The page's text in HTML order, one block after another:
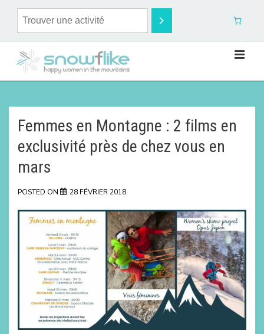
Femmes en Montagne : 2 films en
exclusivité près de chez vous en
mars
POSTED ON 28 FÉVRIER 2018